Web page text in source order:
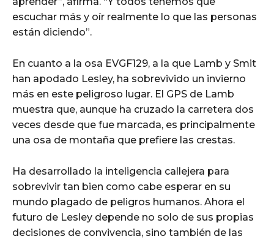
escuchar más y oír realmente lo que las personas
están diciendo”.
En cuanto a la osa EVGF129, a la que Lamb y Smit
han apodado Lesley, ha sobrevivido un invierno
más en este peligroso lugar. El GPS de Lamb
muestra que, aunque ha cruzado la carretera dos
veces desde que fue marcada, es principalmente
una osa de montaña que prefiere las crestas.
Ha desarrollado la inteligencia callejera para
sobrevivir tan bien como cabe esperar en su
mundo plagado de peligros humanos. Ahora el
futuro de Lesley depende no solo de sus propias
decisiones de convivencia, sino también de las